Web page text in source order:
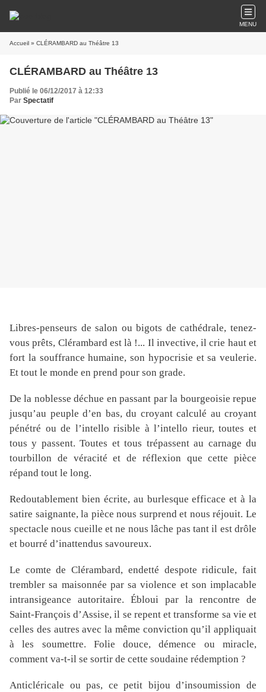
MENU
Accueil » CLÉRAMBARD au Théâtre 13
CLÉRAMBARD au Théâtre 13
Publié le 06/12/2017 à 12:33
Par Spectatif
Libres-penseurs de salon ou bigots de cathédrale, tenez-
vous prêts, Clérambard est là !... Il invective, il crie haut et
fort la souffrance humaine, son hypocrisie et sa veulerie.
Et tout le monde en prend pour son grade.
De la noblesse déchue en passant par la bourgeoisie repue
jusqu’au peuple d’en bas, du croyant calculé au croyant
pénétré ou de l’intello risible à l’intello rieur, toutes et
tous y passent. Toutes et tous trépassent au carnage du
tourbillon de véracité et de réflexion que cette pièce
répand tout le long.
Redoutablement bien écrite, au burlesque efficace et à la
satire saignante, la pièce nous surprend et nous réjouit. Le
spectacle nous cueille et ne nous lâche pas tant il est drôle
et bourré d’inattendus savoureux.
Le comte de Clérambard, endetté despote ridicule, fait
trembler sa maisonnée par sa violence et son implacable
intransigeance autoritaire. Ébloui par la rencontre de
Saint-François d’Assise, il se repent et transforme sa vie et
celles des autres avec la même conviction qu’il appliquait
à les soumettre. Folie douce, démence ou miracle,
comment va-t-il se sortir de cette soudaine rédemption ?
Anticléricale ou pas, ce petit bijou d’insoumission de